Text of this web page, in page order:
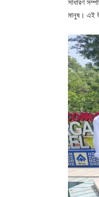
সাধারণ
মানুষ। এই